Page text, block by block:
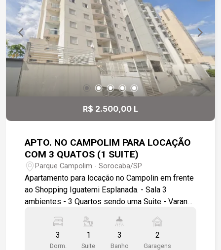
farmácias, restaurantes, academias e aos
principais centros comerciais da cidade, além de
acesso rápido à Rodovia Raposo Tavares.
Destaques do imóvel: Sobrado moderno em
condomínio fechado; Casas não geminadas, com
maior privacidade; 2 vagas de garagem; Planta
inteligente e funcional; Ambientes confortáveis e
bem iluminados; Condomínio seguro e tranquilo;
Localização estratégica.
R$ 2.500,00 L
APTO. NO CAMPOLIM PARA LOCAÇÃO
COM 3 QUATOS (1 SUITE)
Parque Campolim - Sorocaba/SP
Apartamento para locação no Campolin em frente
ao Shopping Iguatemi Esplanada. - Sala 3
ambientes - 3 Quartos sendo uma Suite - Varanda
Vagas de garagem cobertas - Salão de festas no
condomínio - Portaria 24 horas
3
Dorm.
1
Suite
3
Banho
2
Garagens